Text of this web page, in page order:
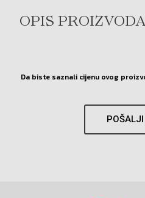
OPIS
Da biste saznali cijenu ovog